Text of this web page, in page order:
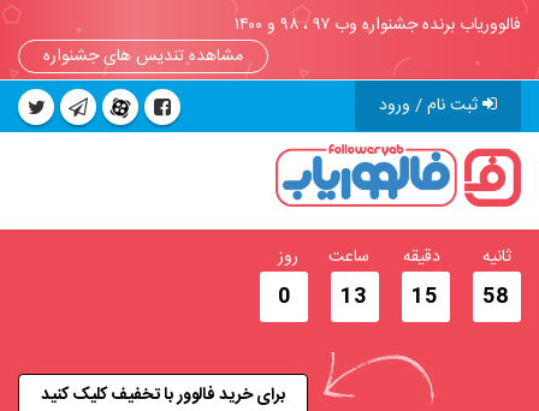
فالووریاب برنده جشنواره وب ۹۷ ، ۹۸ و ۱۴۰۰
مشاهده تندیس های جشنواره
ثبت نام / ورود
58
ثانیه
15
دقیقه
13
ساعت
0
روز
برای خرید فالوور با تخفیف کلیک کنید